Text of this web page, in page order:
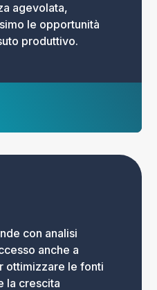
agevolata,
le opportunità
produttivo.
con analisi
anche a
ottimizzare le fonti
la crescita